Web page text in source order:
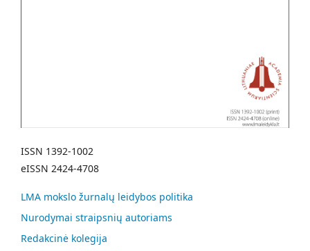
ISSN 1392-1002
eISSN 2424-4708
LMA mokslo žurnalų leidybos politika
Nurodymai straipsnių autoriams
Redakcinė kolegija